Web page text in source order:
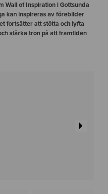
Wall of Inspiration i Gottsunda
kan inspireras av förebilder
fortsätter att stötta och lyfta
stärka tron på att framtiden